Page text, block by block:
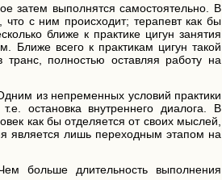
затем выполнятся самостоятельно. В
что с ним происходит; терапевт как бы
ближе к практике цигун занятия
Ближе всего к практикам цигун такой
полностью оставляя работу на
из непременных условий практики
остановка внутреннего диалога. В
как бы отделяется от своих мыслей,
является лишь переходным этапом на
больше длительность выполнения